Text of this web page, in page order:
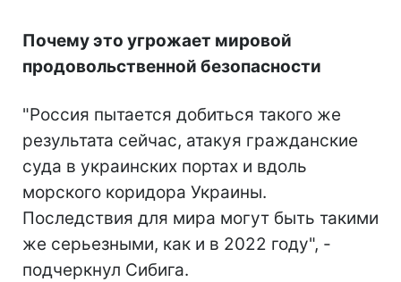
Почему это угрожает мировой
продовольственной безопасности
"Россия пытается добиться такого же
результата сейчас, атакуя гражданские
суда в украинских портах и вдоль
морского коридора Украины.
Последствия для мира могут быть такими
же серьезными, как и в 2022 году", -
подчеркнул Сибига.